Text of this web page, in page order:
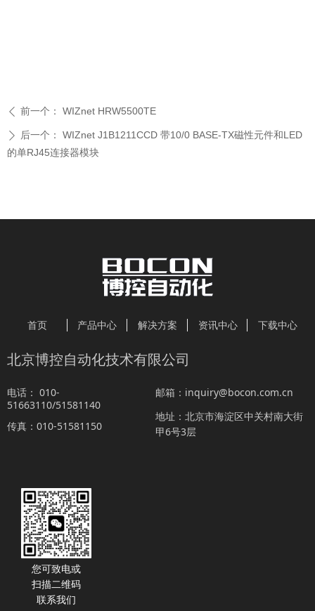
ꄴ 前一个： WIZnet HRW5500TE
ꄲ 后一个：
WIZnet J1B1211CCD 带10/0 BASE-TX磁性元件和LED
的单RJ45连接器模块
首页 产品中心 解决方案 资讯中心 下载中心
您可致电或
扫描二维码
联系我们
北京博控自动化技术有限公司
电话： 010-
51663110/51581140
传真： 010-51581150
邮箱： inquiry@bocon.com.cn
地址： 北京市海淀区中关村南大街
甲6号3层